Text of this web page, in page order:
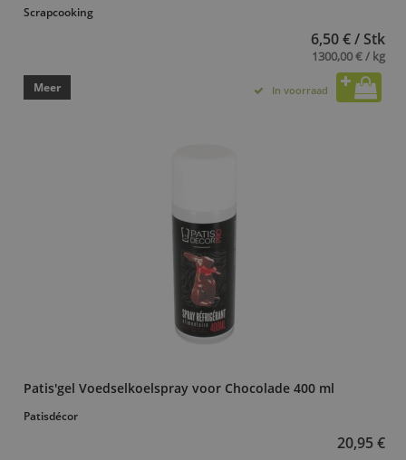
Scrapcooking
6,50 € / Stk
1300,00 € / kg
Meer In voorraad
Patis'gel Voedselkoelspray voor Chocolade 400 ml
Patisdécor
20,95 €